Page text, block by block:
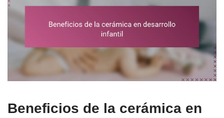
Beneficios de la cerámica en